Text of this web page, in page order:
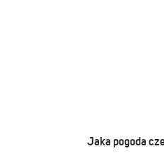
Jaka pogoda